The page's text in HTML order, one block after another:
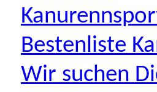
Bestenliste
Wir suchen